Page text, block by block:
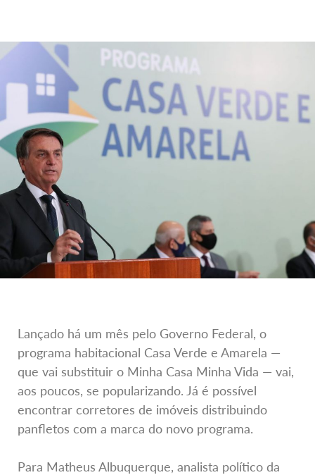
Lançado há um mês pelo Governo Federal, o
programa habitacional Casa Verde e Amarela —
que vai substituir o Minha Casa Minha Vida — vai,
aos poucos, se popularizando. Já é possível
encontrar corretores de imóveis distribuindo
panfletos com a marca do novo programa.
Para Matheus Albuquerque, analista político da